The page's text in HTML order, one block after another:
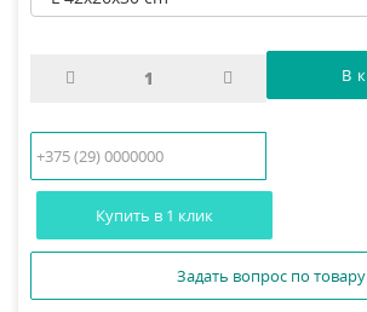
Купить в 1 клик
Задать вопрос по товару